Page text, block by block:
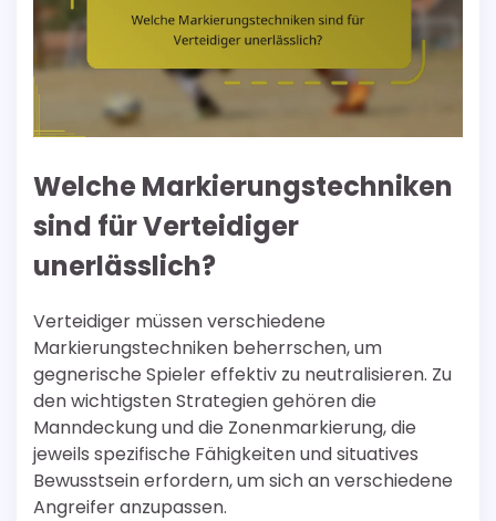
Welche Markierungstechniken
sind für Verteidiger
unerlässlich?
Verteidiger müssen verschiedene
Markierungstechniken beherrschen, um
gegnerische Spieler effektiv zu neutralisieren. Zu
den wichtigsten Strategien gehören die
Manndeckung und die Zonenmarkierung, die
jeweils spezifische Fähigkeiten und situatives
Bewusstsein erfordern, um sich an verschiedene
Angreifer anzupassen.